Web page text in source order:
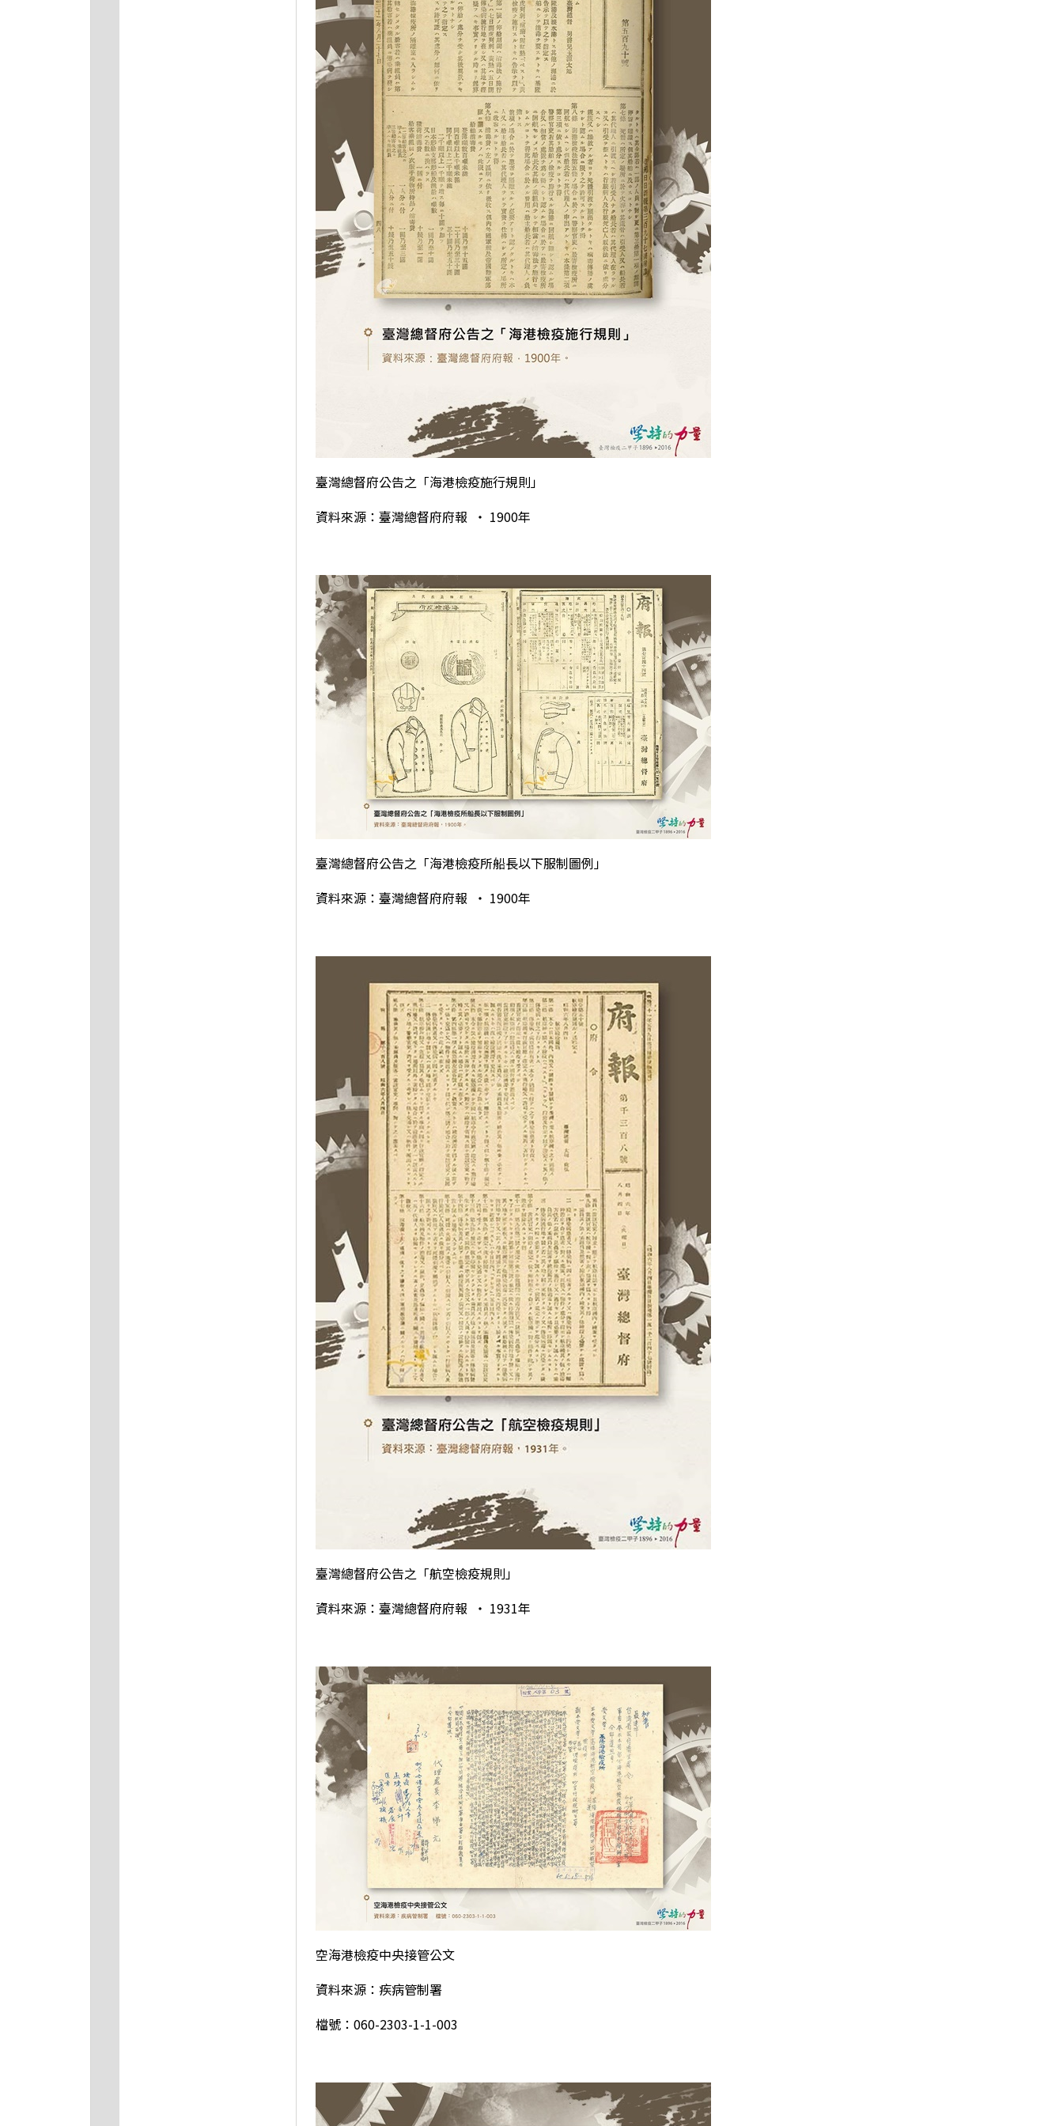
臺灣總督府公告之「海港檢疫施行規則」
資料來源：臺灣總督府府報
‧ 1900年
臺灣總督府公告之「海港檢疫所船長以下服制圖例」
資料來源：臺灣總督府府報
‧ 1900年
臺灣總督府公告之「航空檢疫規則」
資料來源：臺灣總督府府報
‧ 1931年
空海港檢疫中央接管公文
資料來源：疾病管制署
檔號： 060-2303-1-1-003